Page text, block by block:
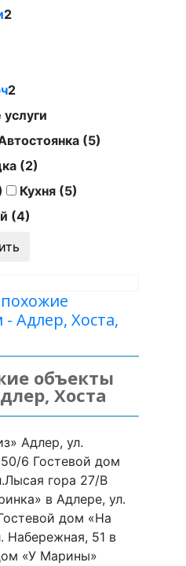
2
2
(5)
(2)
Кухня (5)
(4)
Адлер, Хоста,
объекты
Хоста
Адлер, ул.
6 Гостевой дом
гора 27/В
в Адлере, ул.
дом «На
Набережная, 51 в
«У Марины»